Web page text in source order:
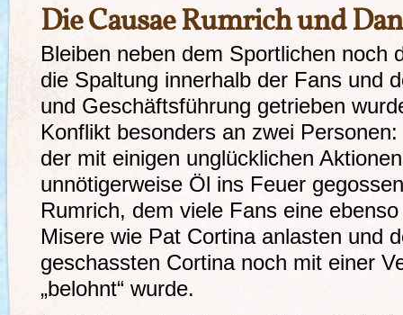
Die Causae Rumrich und
Bleiben neben dem Sportlichen noch
die Spaltung innerhalb der Fans und
und Geschäftsführung getrieben
Konflikt besonders an zwei
der mit einigen unglücklichen
unnötigerweise Öl ins Feuer
Rumrich, dem viele Fans eine
Misere wie Pat Cortina anlasten und
geschassten Cortina noch mit einer
„belohnt“ wurde.